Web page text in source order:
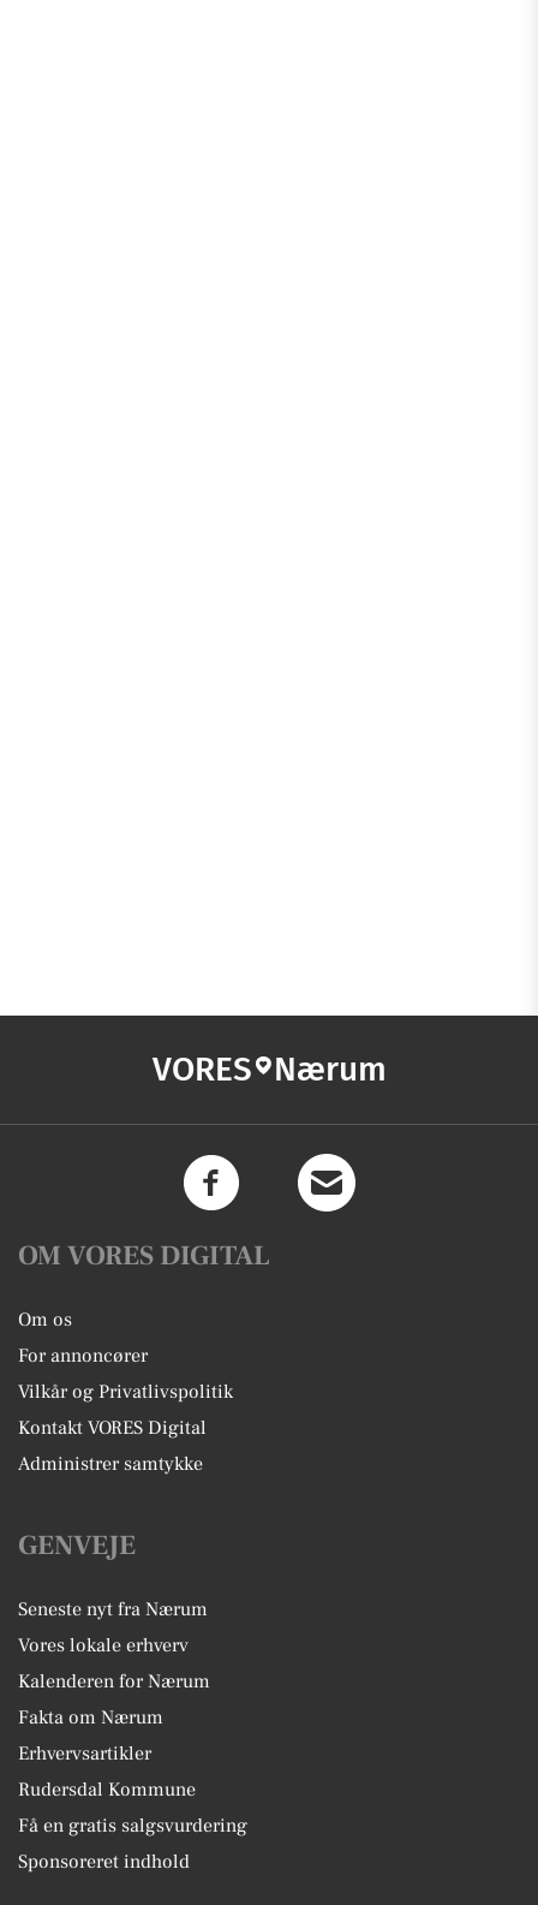
VORES Nærum
OM VORES DIGITAL
Om os
For annoncører
Vilkår og Privatlivspolitik
Kontakt VORES Digital
Administrer samtykke
GENVEJE
Seneste nyt fra Nærum
Vores lokale erhverv
Kalenderen for Nærum
Fakta om Nærum
Erhvervsartikler
Rudersdal Kommune
Få en gratis salgsvurdering
Sponsoreret indhold